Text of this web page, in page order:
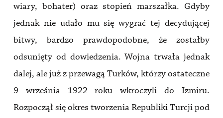
wiary, bohater) oraz stopień marszałka. Gdyby
jednak nie udało mu się wygrać tej decydującej
bitwy, bardzo prawdopodobne, że zostałby
odsunięty od dowiedzenia. Wojna trwała jednak
dalej, ale już z przewagą Turków, którzy ostateczne
9 września 1922 roku wkroczyli do Izmiru.
Rozpoczął się okres tworzenia Republiki Turcji pod